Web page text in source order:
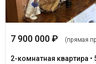
7 900 000 ₽ (прямая
2-комнатная квартира •